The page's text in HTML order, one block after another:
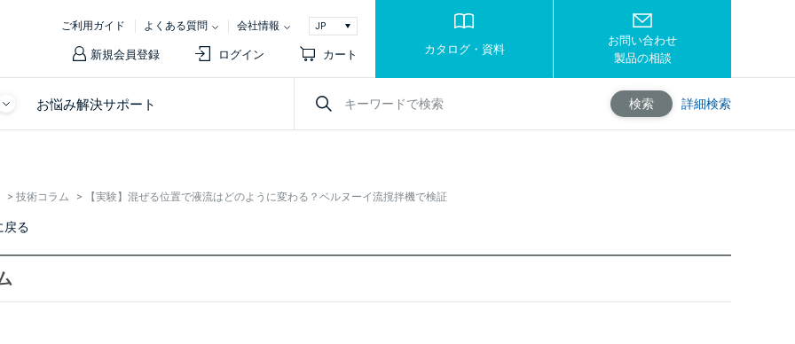
ご利用ガイド よくある質問 会社情報
新規会員登録 ログイン カート カタログ・資料
お問い合わせ
製品の相談
お悩み解決サポート 検索 詳細検索
> 技術コラム > 【実験】混ぜる位置で液流はどのように変わる？ベルヌーイ流撹拌機で検証
戻る